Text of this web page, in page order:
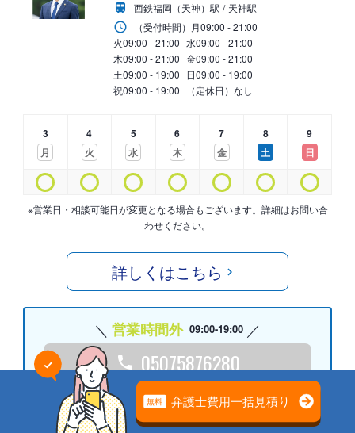
西鉄福岡（天神）駅
天神駅
（受付時間） 月09:00 - 21:00
火09:00 - 21:00 水09:00 - 21:00
木09:00 - 21:00 金09:00 - 21:00
土09:00 - 19:00 日09:00 - 19:00
祝09:00 - 19:00 （定休日）なし
3
月
4
火
5
水
6
木
7
金
8
土
9
日
※営業日・相談可能日が変更となる場合もございます。詳細はお問い合
わせください。
詳しくはこちら
営業時間外 09:00-19:00
05075876280
24時間受付中